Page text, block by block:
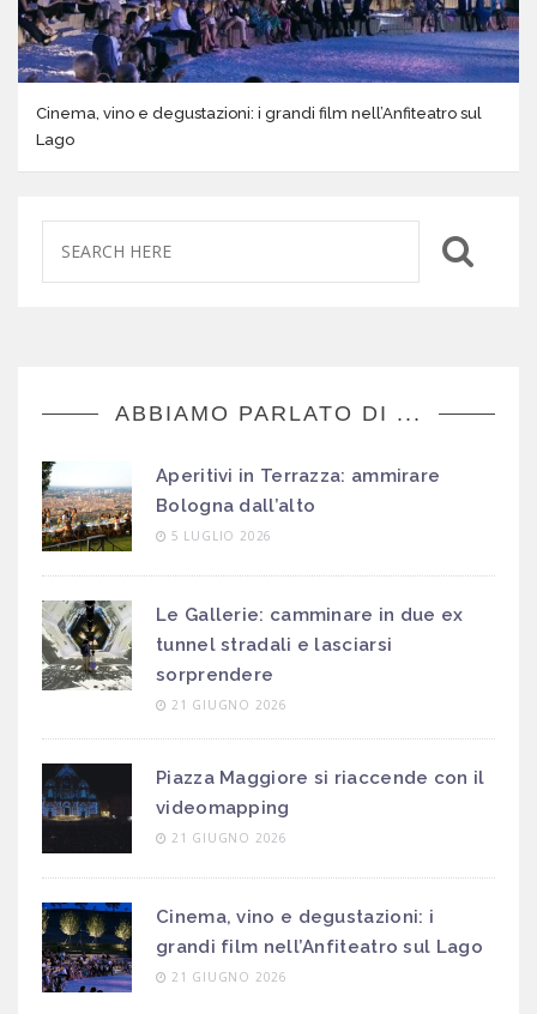
Cinema, vino e degustazioni: i grandi film nell’Anfiteatro sul
Lago
ABBIAMO PARLATO DI ...
Aperitivi in Terrazza: ammirare
Bologna dall’alto
5 LUGLIO 2026
Le Gallerie: camminare in due ex
tunnel stradali e lasciarsi
sorprendere
21 GIUGNO 2026
Piazza Maggiore si riaccende con il
videomapping
21 GIUGNO 2026
Cinema, vino e degustazioni: i
grandi film nell’Anfiteatro sul Lago
21 GIUGNO 2026